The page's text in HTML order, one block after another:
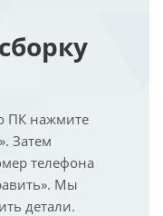
ПК нажмите
Затем
телефона
Мы
детали.